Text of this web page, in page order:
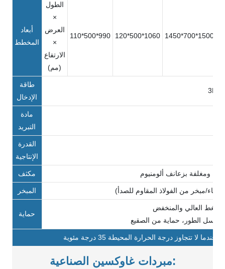
أبعاد
المخطط
الطول
×
العرض
×
الارتفاع
(مم)
110*500*990 120*500*1060 1450*700*1500
طاقة
الإدخال
3P-
مادة
التبريد
القدرة
الإنتاجية
مكثف
المبخر مبخر من الفولاذ المقاوم للصدأ)
حماية
الطور، حماية من الصقيع
مبردات غاوكسين الصناعية: